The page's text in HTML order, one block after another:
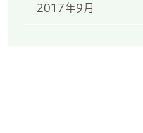
2017年9月